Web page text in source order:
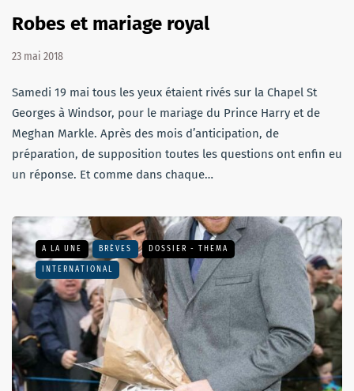
Robes et mariage royal
23 mai 2018
Samedi 19 mai tous les yeux étaient rivés sur la Chapel St
Georges à Windsor, pour le mariage du Prince Harry et de
Meghan Markle. Après des mois d’anticipation, de
préparation, de supposition toutes les questions ont enfin eu
un réponse. Et comme dans chaque…
A LA UNE BRÈVES DOSSIER - THEMA
INTERNATIONAL